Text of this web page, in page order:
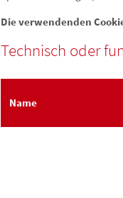
Die verwendenden
Technisch oder
Name